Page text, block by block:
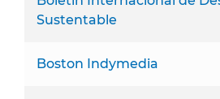
Sustentable
Boston Indymedia